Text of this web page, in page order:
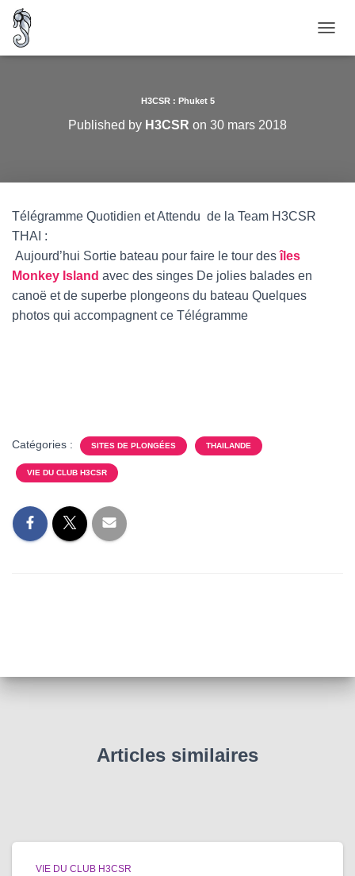
U
H3CSR : Phuket 5
Published by H3CSR on 30 mars 2018
Télégramme Quotidien et Attendu de la Team H3CSR
THAI :
Aujourd’hui Sortie bateau pour faire le tour desîles
Monkey Island avec des singes De jolies balades en
canoë et de superbe plongeons du bateau Quelques
photos qui accompagnent ce Télégramme
Catégories : SITES DE PLONGÉES THAILANDE
VIE DU CLUB H3CSR
Articles similaires
VIE DU CLUB H3CSR